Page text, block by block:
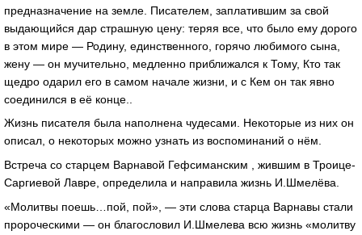
предназначение на земле. Писателем, заплатившим за свой
выдающийся дар страшную цену: теряя все, что было ему дорого
в этом мире — Родину, единственного, горячо любимого сына,
жену — он мучительно, медленно приближался к Тому, Кто так
щедро одарил его в самом начале жизни, и с Кем он так явно
соединился в её конце..
Жизнь писателя была наполнена чудесами. Некоторые из них он
описал, о некоторых можно узнать из воспоминаний о нём.
Встреча со старцем Варнавой Гефсиманским , жившим в Троице-
Саргиевой Лавре, определила и направила жизнь И.Шмелёва.
«Молитвы поешь…пой, пой», — эти слова старца Варнавы стали
пророческими — он благословил И.Шмелева всю жизнь «молитву